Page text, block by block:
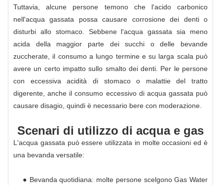
Tuttavia, alcune persone temono che l'acido carbonico
nell'acqua gassata possa causare corrosione dei denti o
disturbi allo stomaco. Sebbene l'acqua gassata sia meno
acida della maggior parte dei succhi o delle bevande
zuccherate, il consumo a lungo termine e su larga scala può
avere un certo impatto sullo smalto dei denti. Per le persone
con eccessiva acidità di stomaco o malattie del tratto
digerente, anche il consumo eccessivo di acqua gassata può
causare disagio, quindi è necessario bere con moderazione.
Scenari di utilizzo di acqua e gas
L'acqua gassata può essere utilizzata in molte occasioni ed è
una bevanda versatile:
● Bevanda quotidiana: molte persone scelgono Gas Water